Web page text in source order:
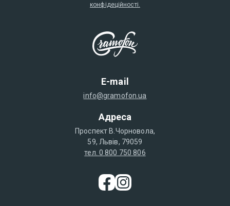
E-mail
info@gramofon.ua
Адреса
Проспект В.Чорновола,
59, Львів, 79059
тел. 0 800 750 806
конфідеційності.